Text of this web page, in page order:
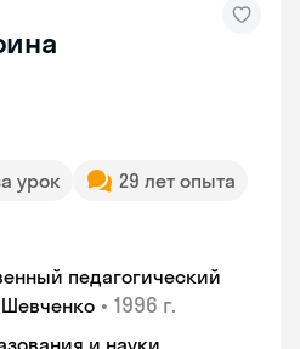
урок
29 лет опыта
педагогический
Шевченко • 1996 г.
и науки